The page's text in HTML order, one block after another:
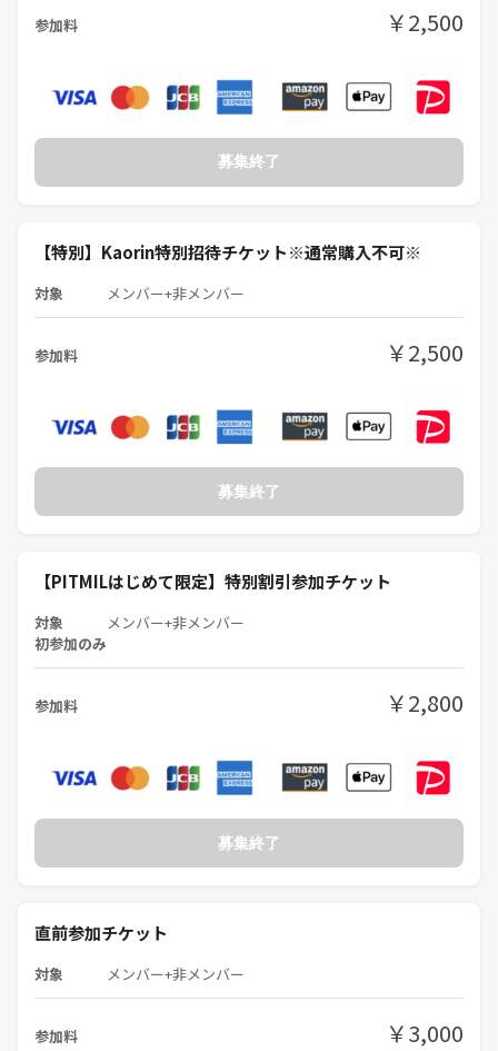
⑤笑顔が素敵（ムスっとしてる人はうちの雰囲気と合わないです）
⑧人間関係の距離感が分かる方、空気が読める方
PITMILは一期一会を
いじりの対象にすることは絶対ないので
🙅PITMILの鉄のルール
②みんなで楽しむこと、独りよがりNG
※重要な注意事項①※
『ばいちゃんへのフォローをお願いします』
ゲームの進行について、普通のマーダーミステリー 会とは進行が異なる
ケースがありますが、PITMILの方針があるのでばいちゃんの指示に従っ
なりかねません。統制をとるため、ばいちゃんにご協力をよろしくお願
いします。
当日運営が危険だと判断したら
※重要な注意事項②※
PITMILは女性も多数いらっしゃいます。そのため、女性が不快になるよ
うな言葉を大きな声で発言するのをお控えください。女性参加者との物
め、過度に近い距離感にいる場合はお声がけさせていただきます。
女性参加者の方は何かあれば、ばいちゃんにひと声かけてください、対
✅20代歓迎
✅30代歓迎
✅プライバシー確保でどんな職業の方も気軽に参加できる
参加料 ￥2,500
募集終了
【特別】Kaorin特別招待チケット※通常購入不可※
対象 メンバー+非メンバー
参加料 ￥2,500
募集終了
【PITMILはじめて限定】特別割引参加チケット
対象 メンバー+非メンバー
初参加のみ
参加料 ￥2,800
募集終了
直前参加チケット
対象 メンバー+非メンバー
参加料 ￥3,000